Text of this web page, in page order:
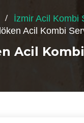
İzmir Acil Kombi
Acil Kombi
Acil